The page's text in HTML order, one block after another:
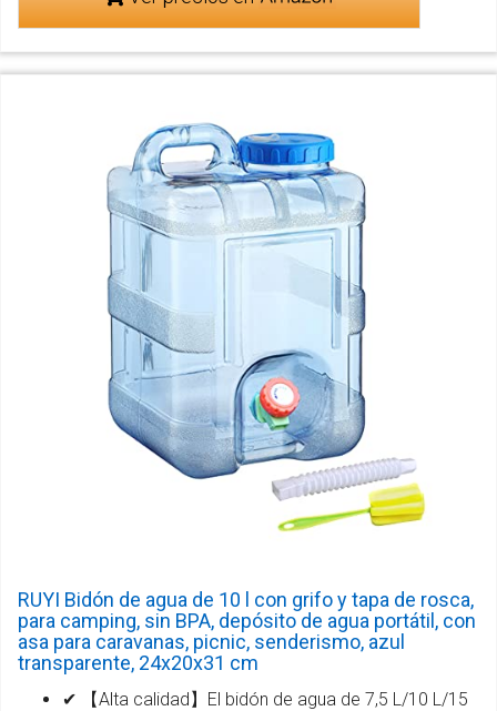
RUYI Bidón de agua de 10 l con grifo y tapa de rosca,
para camping, sin BPA, depósito de agua portátil, con
asa para caravanas, picnic, senderismo, azul
transparente, 24x20x31 cm
✔ 【Alta calidad】El bidón de agua de 7,5 L/10 L/15